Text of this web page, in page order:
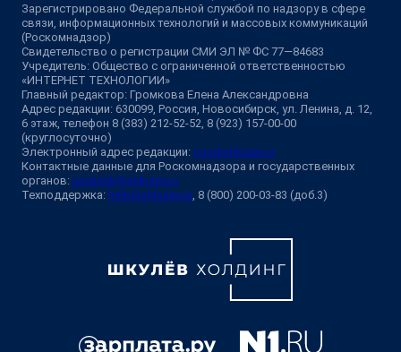
Зарегистрировано Федеральной службой по надзору в сфере
связи, информационных технологий и массовых коммуникаций
(Роскомнадзор)
Свидетельство о регистрации СМИ ЭЛ № ФС 77—84683
Учредитель: Общество с ограниченной ответственностью
«ИНТЕРНЕТ ТЕХНОЛОГИИ»
Главный редактор: Громкова Елена Александровна
Адрес редакции: 630099, Россия, Новосибирск, ул. Ленина, д. 12,
6 этаж, телефон 8 (383) 212-52-52, 8 (923) 157-00-00
(круглосуточно)
Электронный адрес редакции: ngs@shkulev.ru
Контактные данные для Роскомнадзора и государственных
органов: juristnsk@shkulev.ru
Техподдержка: help@shkulev.ru, 8 (800) 200-03-83 (доб.3)